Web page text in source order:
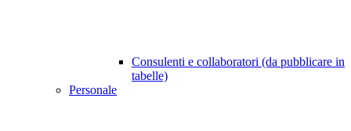
Consulenti e collaboratori (da pubblicare in
tabelle)
Personale